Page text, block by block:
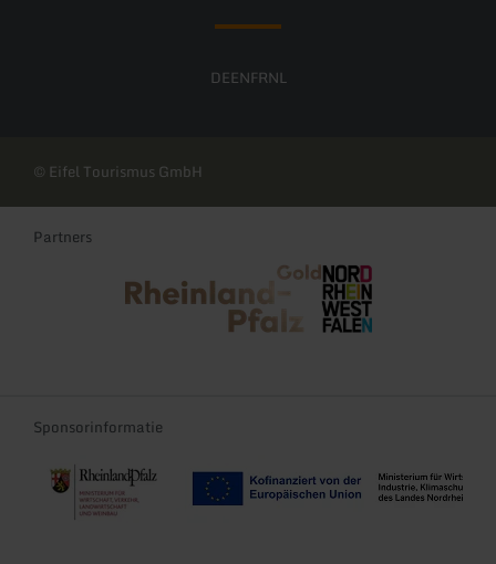
DEENFRNL
© Eifel Tourismus GmbH
Partners
Rheinland-Pfalz Tourismus NRW Tourismus
Sponsorinformatie
Re-Start und Transformation der Tourismusregionen Rheinland-